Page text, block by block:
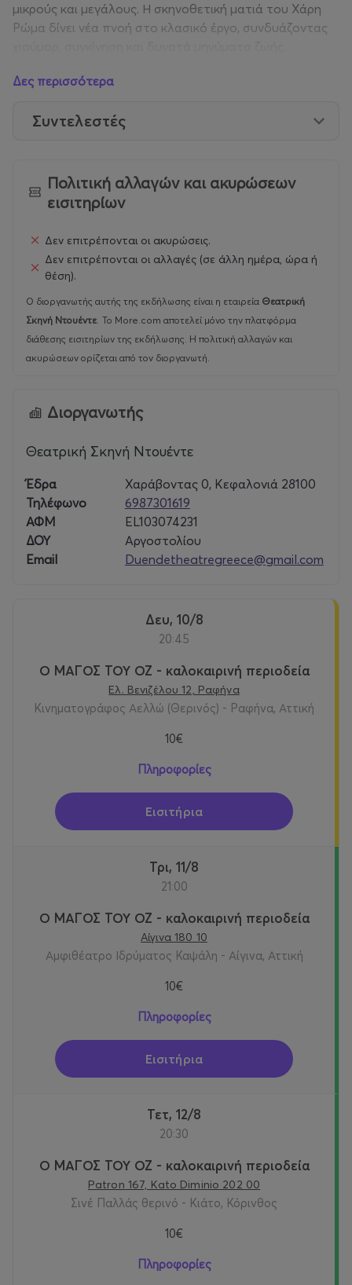
μικρούς και μεγάλους. Η σκηνοθετική ματιά του Χάρη
Ρώμα δίνει νέα πνοή στο κλασικό έργο, συνδυάζοντας
Δες περισσότερα
Συντελεστές
Πολιτική αλλαγών και ακυρώσεων
εισιτηρίων
Δεν επιτρέπονται οι ακυρώσεις.
Δεν επιτρέπονται οι αλλαγές (σε άλλη ημέρα, ώρα ή
θέση).
Ο διοργανωτής αυτής της εκδήλωσης είναι η εταιρεία Θεατρική
Σκηνή Ντουέντε. Το More.com αποτελεί μόνο την πλατφόρμα
διάθεσης εισιτηρίων της εκδήλωσης. Η πολιτική αλλαγών και
ακυρώσεων ορίζεται από τον διοργανωτή.
Διοργανωτής
Θεατρική Σκηνή Ντουέντε
Έδρα
Χαράβοντας 0, Κεφαλονιά 28100
Τηλέφωνο
6987301619
ΑΦΜ
EL103074231
ΔΟΥ
Αργοστολίου
Email
Duendetheatregreece@gmail.com
Δευ, 10/8
20:45
Ο ΜΑΓΟΣ ΤΟΥ ΟΖ - καλοκαιρινή περιοδεία
Ελ. Βενιζέλου 12, Ραφήνα
Kινηματογράφος Αελλώ (Θερινός) - Ραφήνα, Αττική
10€
Πληροφορίες
Εισιτήρια
Τρι, 11/8
21:00
Ο ΜΑΓΟΣ ΤΟΥ ΟΖ - καλοκαιρινή περιοδεία
Αίγινα 180 10
Αμφιθέατρο Ιδρύματος Καψάλη - Αίγινα, Αττική
10€
Πληροφορίες
Εισιτήρια
Τετ, 12/8
20:30
Ο ΜΑΓΟΣ ΤΟΥ ΟΖ - καλοκαιρινή περιοδεία
Patron 167, Kato Diminio 202 00
Σινέ Παλλάς θερινό - Κιάτο, Κόρινθος
10€
Πληροφορίες